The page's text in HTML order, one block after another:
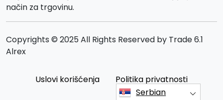
način za trgovinu.
Copyrights © 2025 All Rights Reserved by Trade 6.1
Alrex
Uslovi korišćenja
Politika privatnosti
Serbian